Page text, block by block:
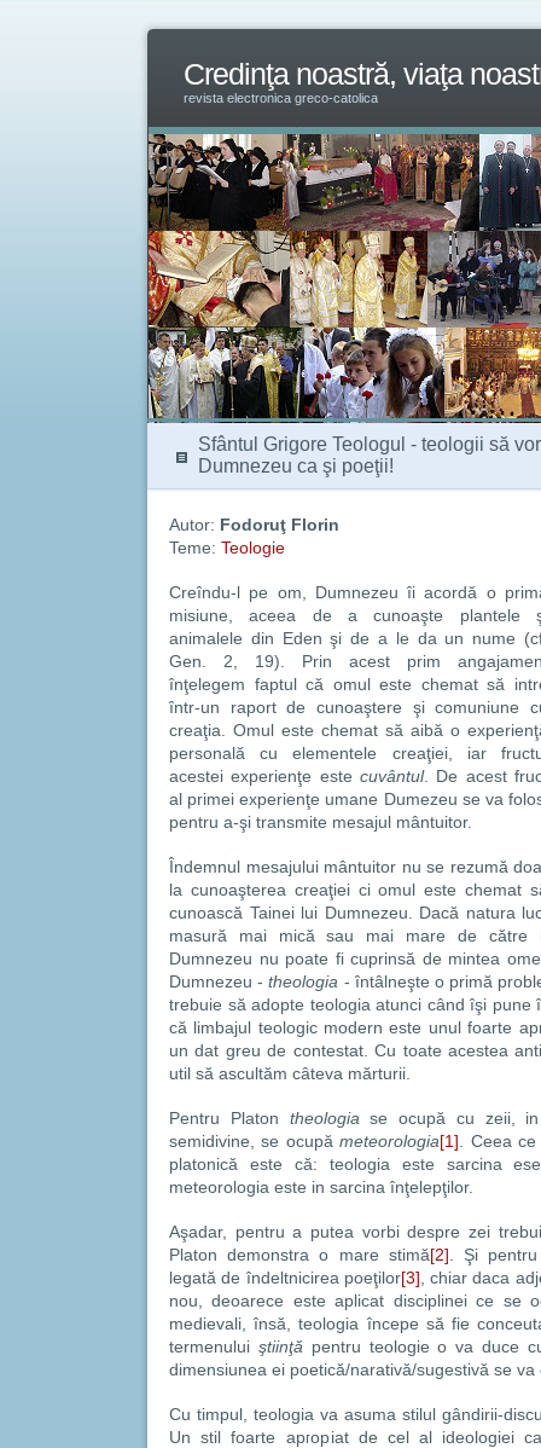
Credinţa noastră, viaţa
revista electronica greco-catolica
Sfântul Grigore Teologul - teologii să
Dumnezeu ca şi poeţii!
Autor: Fodoruţ Florin
Teme: Teologie
Creîndu-l pe om, Dumnezeu îi acordă o
misiune, aceea de a cunoaşte plantele
animalele din Eden şi de a le da un nume
Gen. 2, 19). Prin acest prim
înţelegem faptul că omul este chemat să
într-un raport de cunoaştere şi comuniune
creaţia. Omul este chemat să aibă o
personală cu elementele creaţiei, iar
acestei experienţe este cuvântul. De acest
al primei experienţe umane Dumezeu se va
pentru a-şi transmite mesajul mântuitor.
Îndemnul mesajului mântuitor nu se rezumă
la cunoaşterea creaţiei ci omul este chemat
cunoască Tainei lui Dumnezeu. Dacă natura
masură mai mică sau mai mare de către
Dumnezeu nu poate fi cuprinsă de mintea
Dumnezeu -theologia - întâlneşte o primă
trebuie să adopte teologia atunci când îşi pune
că limbajul teologic modern este unul foarte
un dat greu de contestat. Cu toate acestea
util să ascultăm câteva mărturii.
Pentru Platon theologia se ocupă cu zeii,
semidivine, se ocupămeteorologia[1] . Ceea
platonică este că: teologia este sarcina
meteorologia este in sarcina înţelepţilor.
Aşadar, pentru a putea vorbi despre zei
Platon demonstra o mare stimă[2] . Şi
legată de îndeltnicirea poeţilor[3] , chiar daca
nou, deoarece este aplicat disciplinei ce se
medievali, însă, teologia începe să fie
termenului ştiinţă pentru teologie o va duce
dimensiunea ei poetică/narativă/sugestivă se
Cu timpul, teologia va asuma stilul gândirii-
Un stil foarte apropiat de cel al ideologiei